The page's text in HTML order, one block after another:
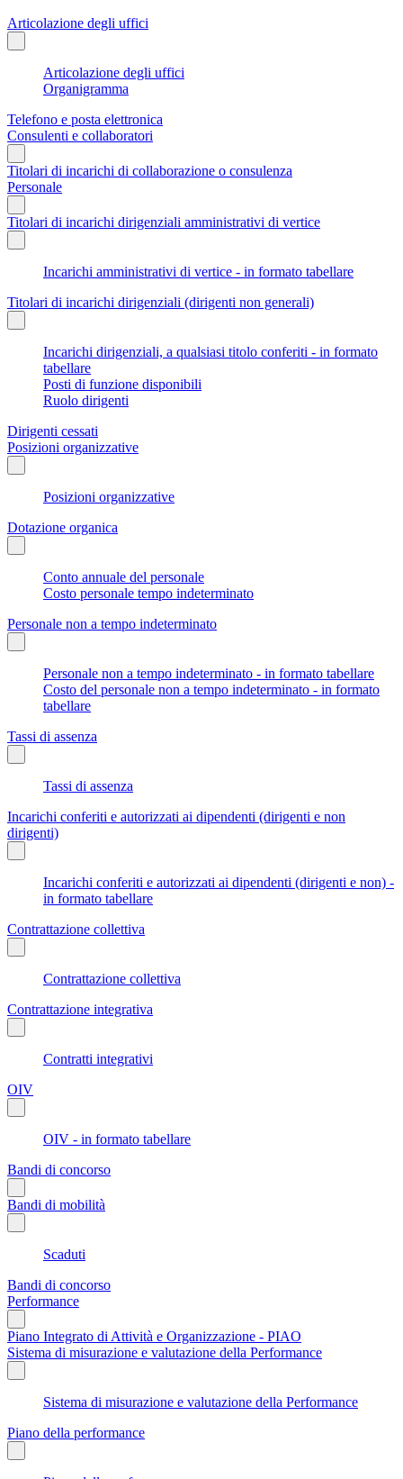
Articolazione degli uffici
Articolazione degli uffici
Organigramma
Telefono e posta elettronica
Consulenti e collaboratori
Titolari di incarichi di collaborazione o consulenza
Personale
Titolari di incarichi dirigenziali amministrativi di vertice
Incarichi amministrativi di vertice - in formato tabellare
Titolari di incarichi dirigenziali (dirigenti non generali)
Incarichi dirigenziali, a qualsiasi titolo conferiti - in formato
tabellare
Posti di funzione disponibili
Ruolo dirigenti
Dirigenti cessati
Posizioni organizzative
Posizioni organizzative
Dotazione organica
Conto annuale del personale
Costo personale tempo indeterminato
Personale non a tempo indeterminato
Personale non a tempo indeterminato - in formato tabellare
Costo del personale non a tempo indeterminato - in formato
tabellare
Tassi di assenza
Tassi di assenza
Incarichi conferiti e autorizzati ai dipendenti (dirigenti e non
dirigenti)
Incarichi conferiti e autorizzati ai dipendenti (dirigenti e non) -
in formato tabellare
Contrattazione collettiva
Contrattazione collettiva
Contrattazione integrativa
Contratti integrativi
OIV
OIV - in formato tabellare
Bandi di concorso
Bandi di mobilità
Scaduti
Bandi di concorso
Performance
Piano Integrato di Attività e Organizzazione - PIAO
Sistema di misurazione e valutazione della Performance
Sistema di misurazione e valutazione della Performance
Piano della performance